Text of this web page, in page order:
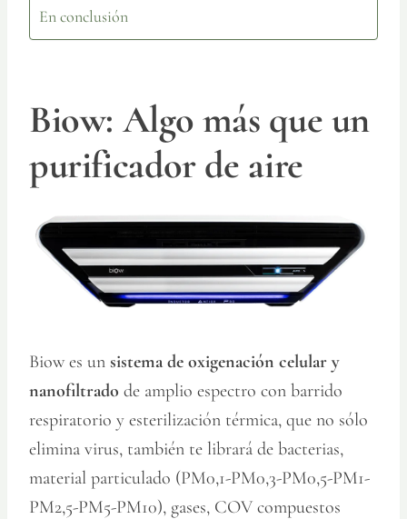
En conclusión
Biow: Algo más que un
purificador de aire
Biow es un sistema de oxigenación celular y
nanofiltrado de amplio espectro con barrido
respiratorio y esterilización térmica, que no sólo
elimina virus, también te librará de bacterias,
material particulado (PM0,1-PM0,3-PM0,5-PM1-
PM2,5-PM5-PM10), gases, COV compuestos